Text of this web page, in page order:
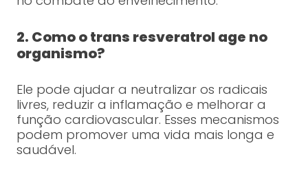
2. Como o trans resveratrol age no
organismo?
Ele pode ajudar a neutralizar os radicais
livres, reduzir a inflamação e melhorar a
função cardiovascular. Esses mecanismos
podem promover uma vida mais longa e
saudável.